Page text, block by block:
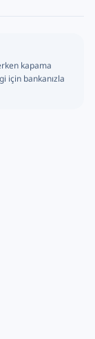
kapama
için bankanızla